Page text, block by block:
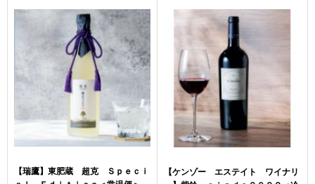
【瑞鷹】東肥蔵 超克 Ｓｐｅｃｉ
【ケンゾー エステイト ワイナリ